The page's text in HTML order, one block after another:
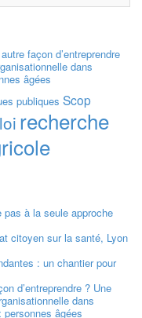
façon d’entreprendre
dans
âgées
publiques Scop
recherche
à la seule approche
citoyen sur la santé, Lyon
: un chantier pour
d’entreprendre ? Une
dans
âgées